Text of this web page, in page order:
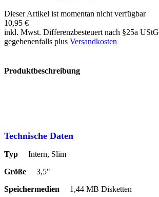
Dieser Artikel ist momentan nicht verfügbar
10,95 €
inkl. Mwst. Differenzbesteuert nach §25a UStG
gegebenenfalls plus Versandkosten
Produktbeschreibung
Technische Daten
Typ
Intern, Slim
Größe 3,5"
Speichermedien 1,44 MB Disketten